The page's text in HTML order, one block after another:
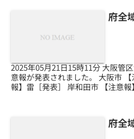
府全
2025年05月21日15時11分 大阪管
意報が発表されました。 大阪市
報】雷［発表］ 岸和田市 【注意
府全